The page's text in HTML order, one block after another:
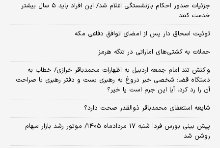
جزئیات صدور احکام بازنشستگی اعلام شد/ این افراد باید ۵ سال بیشتر
خدمت کنند
توئیت اسحاق دار پس از امضای توافق دفاعی مکه
حملات به کشتی‌های اماراتی در تنگه هرمز
واکنش تند امام جمعه اردبیل به اظهارات محمدباقر خرازی/ خطاب به
دستگاه قضا: شخصی خبر دروغ به رهبری بست و دفتر رهبری با صراحت
آن را رد کرد، آیا این جرم است یا خیر؟
شایعه استعفای محمدباقر ذوالقدر صحت دارد؟
پیش بینی بورس فردا شنبه ۱۷ مردادماه ۱۴۰۵/ موتور رشد بازار سهام
روشن شد